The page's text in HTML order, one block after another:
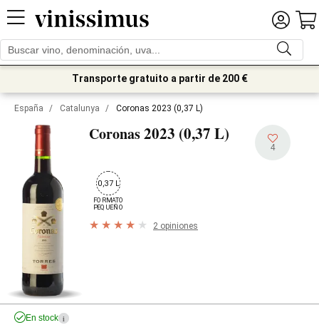
Transporte gratuito a partir de 200 €
España / Catalunya / Coronas 2023 (0,37 L)
Coronas2023 (0,37 L)
4
0,37 L
FORMATO
PEQUEÑO
2 opiniones
En stock i